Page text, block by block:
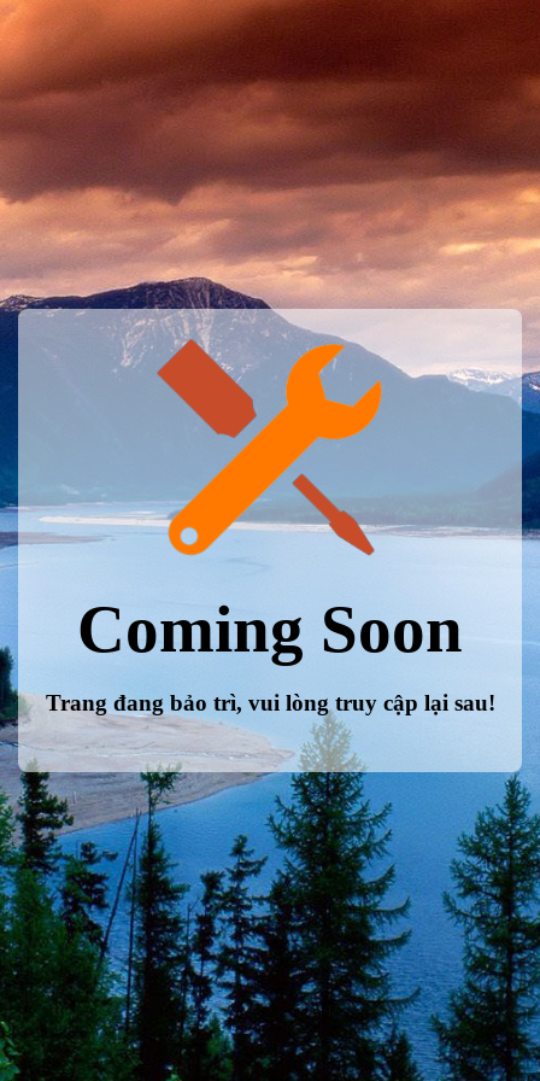
Coming Soon
Trang đang bảo trì, vui lòng truy cập lại sau!